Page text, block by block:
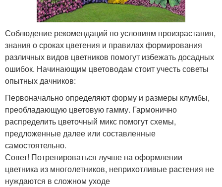
Соблюдение рекомендаций по условиям произрастания,
знания о сроках цветения и правилах формирования
различных видов цветников помогут избежать досадных
ошибок. Начинающим цветоводам стоит учесть советы
опытных дачников:
Первоначально определяют форму и размеры клумбы,
преобладающую цветовую гамму. Гармонично
распределить цветочный микс помогут схемы,
предложенные далее или составленные
самостоятельно.
​Совет! Потренироваться лучше на оформлении
цветника из многолетников, неприхотливые растения не
нуждаются в сложном уходе